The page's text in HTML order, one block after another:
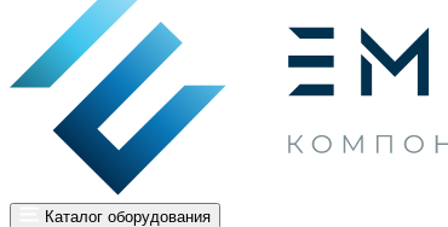
Каталог оборудования